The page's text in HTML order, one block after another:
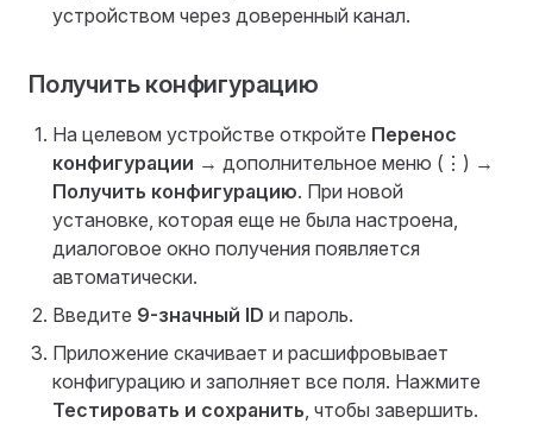
устройством через доверенный канал.
Получить конфигурацию
На целевом устройстве откройте Перенос
конфигурации → дополнительное меню (⋮) →
Получить конфигурацию. При новой
установке, которая еще не была настроена,
диалоговое окно получения появляется
автоматически.
Введите 9-значный ID и пароль.
Приложение скачивает и расшифровывает
конфигурацию и заполняет все поля. Нажмите
Тестировать и сохранить, чтобы завершить.